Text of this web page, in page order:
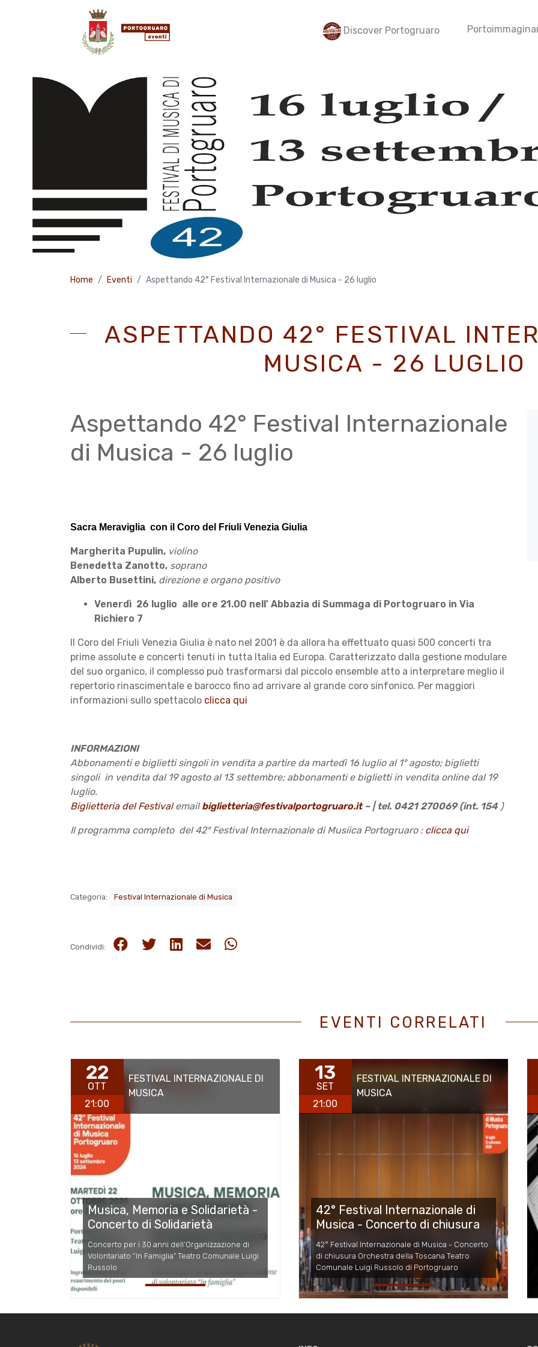
Discover Portogruaro
Home Eventi Aspettando 42° Festival Internazionale di Musica - 26 luglio
ASPETTANDO 42° FESTIVAL
MUSICA - 26 LUGLIO
Aspettando 42° Festival Internazionale
di Musica - 26 luglio
Sacra Meraviglia con il Coro del Friuli Venezia Giulia
Margherita Pupulin, violino
Benedetta Zanotto, soprano
Alberto Busettini, direzione e organo positivo
Venerdì 26 luglio alle ore 21.00 nell' Abbazia di Summaga di Portogruaro in Via
Richiero 7
Il Coro del Friuli Venezia Giulia è nato nel 2001 è da allora ha effettuato quasi 500 concerti tra
prime assolute e concerti tenuti in tutta Italia ed Europa. Caratterizzato dalla gestione modulare
del suo organico, il complesso può trasformarsi dal piccolo ensemble atto a interpretare meglio il
repertorio rinascimentale e barocco fino ad arrivare al grande coro sinfonico. Per maggiori
informazioni sullo spettacolo clicca qui
INFORMAZIONI
Abbonamenti e biglietti singoli in vendita a partire da martedì 16 luglio al 1° agosto; biglietti
singoli in vendita dal 19 agosto al 13 settembre; abbonamenti e biglietti in vendita online dal 19
luglio.
Biglietteria del Festivalemailbiglietteria@festivalportogruaro.it – | tel. 0421 270069 (int. 154 )
Il programma completo del 42° Festival Internazionale di Musiica Portogruaro :clicca qui
Categoria: Festival Internazionale di Musica
Condividi:
EVENTI CORRELATI
22
OTT
21:00
FESTIVAL INTERNAZIONALE DI
MUSICA
Musica, Memoria e Solidarietà -
Concerto di Solidarietà
Concerto per i 30 anni dell’Organizzazione di
Volontariato “In Famiglia” Teatro Comunale Luigi
Russolo
13
SET
21:00
FESTIVAL INTERNAZIONALE DI
MUSICA
42° Festival Internazionale di
Musica - Concerto di chiusura
42° Festival Internazionale di Musica - Concerto
di chiusura Orchestra della Toscana Teatro
Comunale Luigi Russolo di Portogruaro